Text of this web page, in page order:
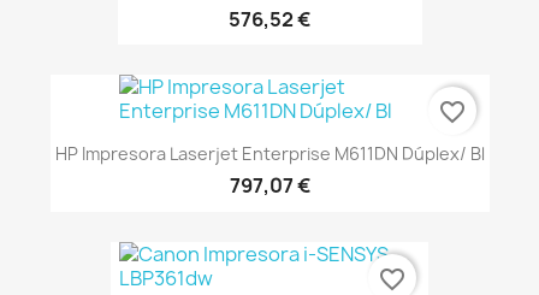
576,52 €
HP Impresora Laserjet Enterprise M611DN Dúplex/ Bl
797,07 €
favorite_border
favorite_border